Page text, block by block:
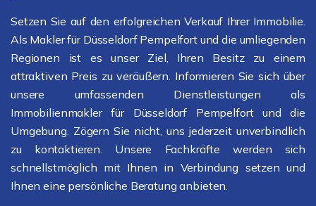
Setzen Sie auf den erfolgreichen Verkauf Ihrer Immobilie.
Als Makler für Düsseldorf Pempelfort und die umliegenden
Regionen ist es unser Ziel, Ihren Besitz zu einem
attraktiven Preis zu veräußern. Informieren Sie sich über
unsere umfassenden Dienstleistungen als
Immobilienmakler für Düsseldorf Pempelfort und die
Umgebung. Zögern Sie nicht, uns jederzeit unverbindlich
zu kontaktieren. Unsere Fachkräfte werden sich
schnellstmöglich mit Ihnen in Verbindung setzen und
Ihnen eine persönliche Beratung anbieten.